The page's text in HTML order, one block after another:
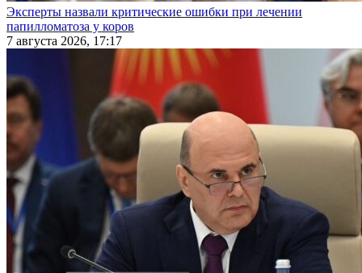
Эксперты назвали критические ошибки при лечении
папилломатоза у коров
7 августа 2026, 17:17